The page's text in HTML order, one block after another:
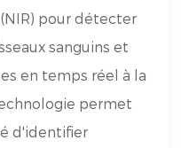
pour détecter
sanguins et
en temps réel à la
permet
d'identifier